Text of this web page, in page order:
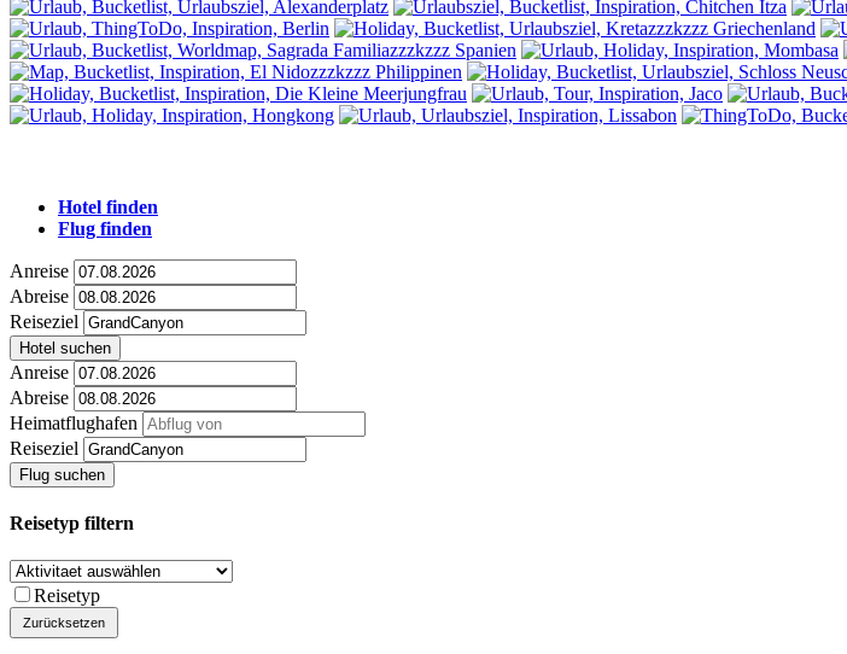
Hotel finden
Flug finden
Anreise
Abreise
Reiseziel
Hotel suchen
Anreise
Abreise
Heimatflughafen
Reiseziel
Flug suchen
Reisetyp filtern
Reisetyp